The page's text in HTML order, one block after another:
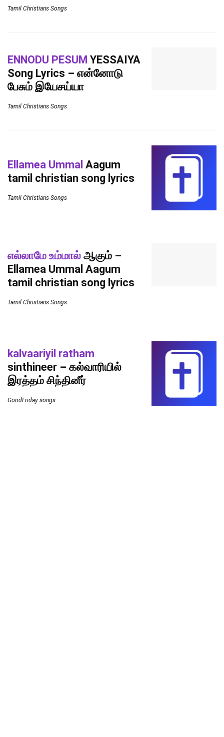
Tamil Christians Songs
ENNODU PESUM YESSAIYA
Song Lyrics – என்னோடு
பேசும் இயேசய்யா
Tamil Christians Songs
Ellamea Ummal Aagum
tamil christian song lyrics
Tamil Christians Songs
எல்லாமே உம்மால் ஆகும் –
Ellamea Ummal Aagum
tamil christian song lyrics
Tamil Christians Songs
kalvaariyil ratham
sinthineer – கல்வாரியில்
இரத்தம் சிந்தினீர்
GoodFriday songs